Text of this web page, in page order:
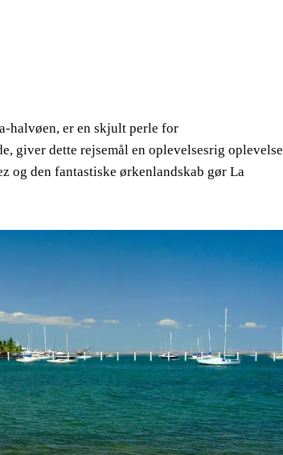
halvøen, er en skjult perle for
giver dette rejsemål en oplevelsesrig oplevelse
og den fantastiske ørkenlandskab gør La